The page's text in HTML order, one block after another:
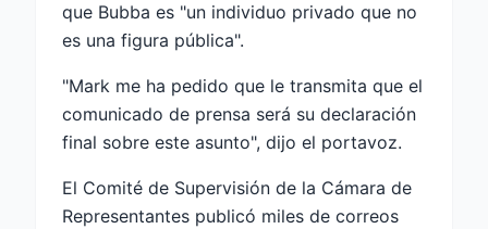
que Bubba es "un individuo privado que no
es una figura pública".
"Mark me ha pedido que le transmita que el
comunicado de prensa será su declaración
final sobre este asunto", dijo el portavoz.
El Comité de Supervisión de la Cámara de
Representantes publicó miles de correos